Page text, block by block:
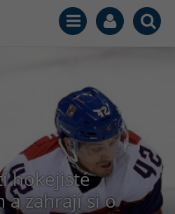
hokejisté
a zahrají si o